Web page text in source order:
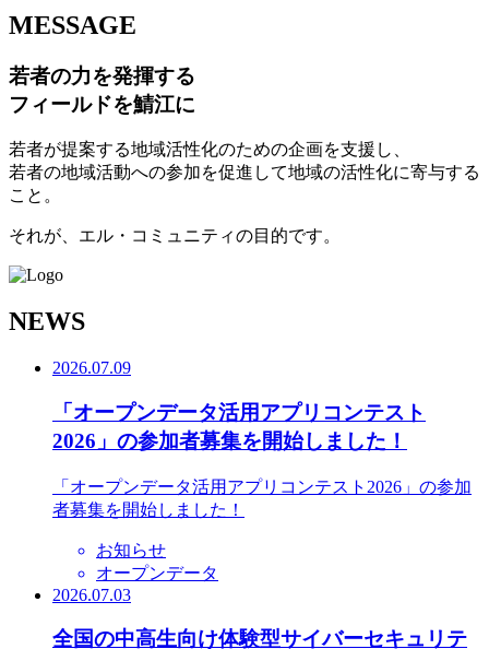
MESSAGE
若者の力を発揮する
フィールドを鯖江に
若者が提案する地域活性化のための企画を支援し、
若者の地域活動への参加を促進して地域の活性化に寄与する
こと。
それが、エル・コミュニティの目的です。
NEWS
2026.07.09
「オープンデータ活用アプリコンテスト
2026」の参加者募集を開始しました！
「オープンデータ活用アプリコンテスト2026」の参加
者募集を開始しました！
お知らせ
オープンデータ
2026.07.03
全国の中高生向け体験型サイバーセキュリテ